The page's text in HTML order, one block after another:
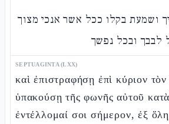
ושמעת בקלו ככל אשר אנכי מצוך
לבבך ובכל נפשך
SEPTUAGINTA (LXX)
καὶ ἐπιστραφήσῃ ἐπὶ κύριον
ὑπακούσῃ τῆς φωνῆς αὐτοῦ
ἐντέλλομαί σοι σήμερον, ἐξ